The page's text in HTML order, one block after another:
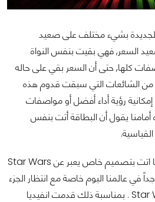
بشيء مختلف على صعيد
السعر, فهي بقيت بنفس النواة
كلها, حتى أن السعر بقي على حاله
الرغم من الشائعات التي سبقت قدوم هذه
رؤية أداء أفضل أو مواصفات
أمامنا يقول أن البطاقة أتت بنفس
المختلف مع هذه البطاقة انها اتت بتصميم خاص يعبر عن Star Wars
في عالمنا اليوم خاصة مع انتظار الجزء
الجديد Star Wars Battlefront II . بمناسبة ذلك قدمت انفيديا